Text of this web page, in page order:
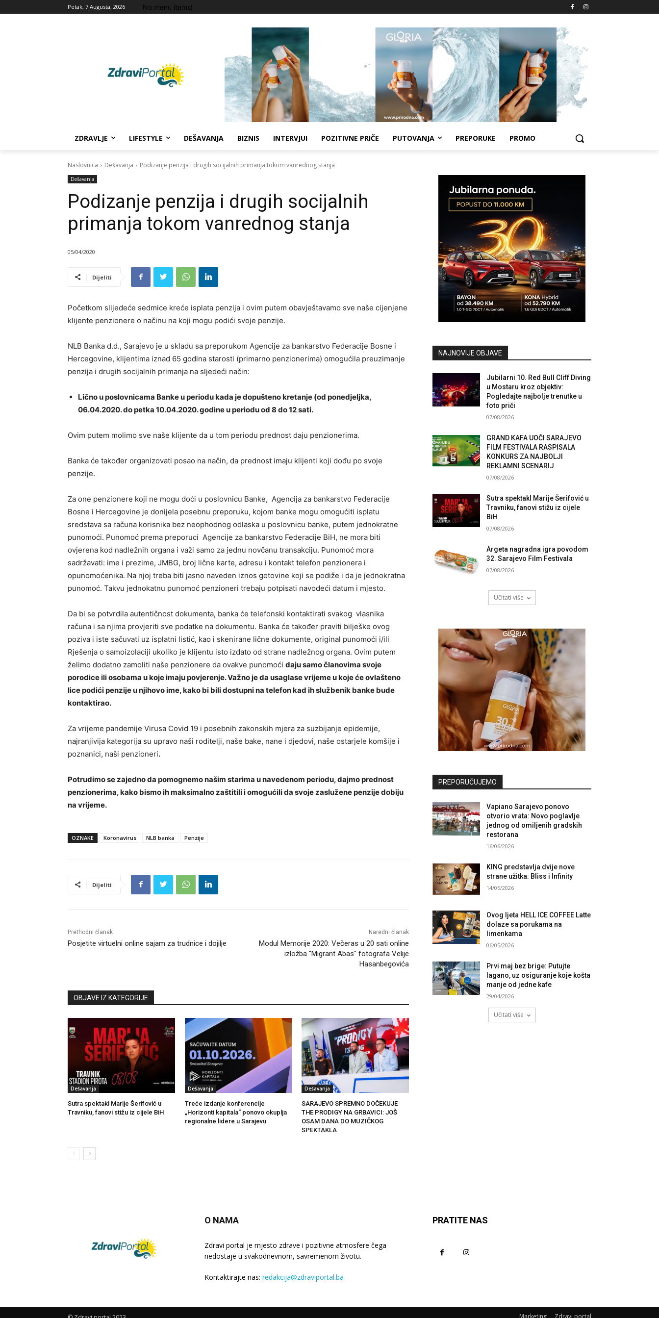
Petak, 7 Augusta, 2026 No menu items!
ZDRAVLJE LIFESTYLE DEŠAVANJA BIZNIS INTERVJUI POZITIVNE PRIČE PUTOVANJA PREPORUKE PROMO
Naslovnica Dešavanja Podizanje penzija i drugih socijalnih primanja tokom vanrednog stanja
Dešavanja
Podizanje penzija i drugih socijalnih
primanja tokom vanrednog stanja
05/04/2020
Dijeliti
Početkom slijedeće sedmice kreće isplata penzija i ovim putem obavještavamo sve naše cijenjene
klijente penzionere o načinu na koji mogu podići svoje penzije.
NLB Banka d.d., Sarajevo je u skladu sa preporukom Agencije za bankarstvo Federacije Bosne i
Hercegovine, klijentima iznad 65 godina starosti (primarno penzionerima) omogućila preuzimanje
penzija i drugih socijalnih primanja na sljedeći način:
Lično u poslovnicama Banke u periodu kada je dopušteno kretanje (od ponedjeljka,
06.04.2020. do petka 10.04.2020. godine u periodu od 8 do 12 sati.
Ovim putem molimo sve naše klijente da u tom periodu prednost daju penzionerima.
Banka će također organizovati posao na način, da prednost imaju klijenti koji dođu po svoje
penzije.
Za one penzionere koji ne mogu doći u poslovnicu Banke, Agencija za bankarstvo Federacije
Bosne i Hercegovine je donijela posebnu preporuku, kojom banke mogu omogućiti isplatu
sredstava sa računa korisnika bez neophodnog odlaska u poslovnicu banke, putem jednokratne
punomoći. Punomoć prema preporuci Agencije za bankarstvo Federacije BiH, ne mora biti
ovjerena kod nadležnih organa i važi samo za jednu novčanu transakciju. Punomoć mora
sadržavati: ime i prezime, JMBG, broj lične karte, adresu i kontakt telefon penzionera i
opunomoćenika. Na njoj treba biti jasno naveden iznos gotovine koji se podiže i da je jednokratna
punomoć. Takvu jednokatnu punomoć penzioneri trebaju potpisati navodeći datum i mjesto.
Da bi se potvrdila autentičnost dokumenta, banka će telefonski kontaktirati svakog vlasnika
računa i sa njima provjeriti sve podatke na dokumentu. Banka će također praviti bilješke ovog
poziva i iste sačuvati uz isplatni listić, kao i skenirane lične dokumente, original punomoći i/ili
Rješenja o samoizolaciji ukoliko je klijentu isto izdato od strane nadležnog organa. Ovim putem
želimo dodatno zamoliti naše penzionere da ovakve punomoći daju samo članovima svoje
porodice ili osobama u koje imaju povjerenje. Važno je da usaglase vrijeme u koje će ovlašteno
lice podići penzije u njihovo ime, kako bi bili dostupni na telefon kad ih službenik banke bude
kontaktirao.
Za vrijeme pandemije Virusa Covid 19 i posebnih zakonskih mjera za suzbijanje epidemije,
najranjivija kategorija su upravo naši roditelji, naše bake, nane i djedovi, naše ostarjele komšije i
poznanici, naši penzioneri.
Potrudimo se zajedno da pomognemo našim starima u navedenom periodu, dajmo prednost
penzionerima, kako bismo ih maksimalno zaštitili i omogućili da svoje zaslužene penzije dobiju
na vrijeme.
OZNAKE Koronavirus NLB banka Penzije
Dijeliti
Prethodni članak
Posjetite virtuelni online sajam za trudnice i dojilje
Naredni članak
Modul Memorije 2020: Večeras u 20 sati online
izložba "Migrant Abas" fotografa Velije
Hasanbegovića
OBJAVE IZ KATEGORIJE
Dešavanja
Sutra spektakl Marije Šerifović u
Travniku, fanovi stižu iz cijele BiH
Dešavanja
Treće izdanje konferencije
„Horizonti kapitala“ ponovo okuplja
regionalne lidere u Sarajevu
Dešavanja
SARAJEVO SPREMNO DOČEKUJE
THE PRODIGY NA GRBAVICI: JOŠ
OSAM DANA DO MUZIČKOG
SPEKTAKLA
NAJNOVIJE OBJAVE
Jubilarni 10. Red Bull Cliff Diving
u Mostaru kroz objektiv:
Pogledajte najbolje trenutke u
foto priči
07/08/2026
GRAND KAFA UOČI SARAJEVO
FILM FESTIVALA RASPISALA
KONKURS ZA NAJBOLJI
REKLAMNI SCENARIJ
07/08/2026
Sutra spektakl Marije Šerifović u
Travniku, fanovi stižu iz cijele
BiH
07/08/2026
Argeta nagradna igra povodom
32. Sarajevo Film Festivala
07/08/2026
Učitati više
PREPORUČUJEMO
Vapiano Sarajevo ponovo
otvorio vrata: Novo poglavlje
jednog od omiljenih gradskih
restorana
16/06/2026
KING predstavlja dvije nove
strane užitka: Bliss i Infinity
14/05/2026
Ovog ljeta HELL ICE COFFEE Latte
dolaze sa porukama na
limenkama
06/05/2026
Prvi maj bez brige: Putujte
lagano, uz osiguranje koje košta
manje od jedne kafe
29/04/2026
Učitati više
O NAMA
Zdravi portal je mjesto zdrave i pozitivne atmosfere čega
nedostaje u svakodnevnom, savremenom životu.
Kontaktirajte nas: redakcija@zdraviportal.ba
PRATITE NAS
Marketing Zdravi portal